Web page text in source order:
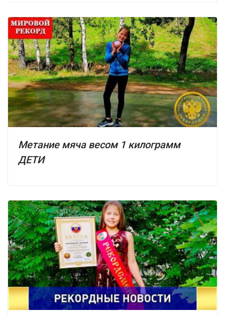
Метание мяча весом 1 килограмм
ДЕТИ